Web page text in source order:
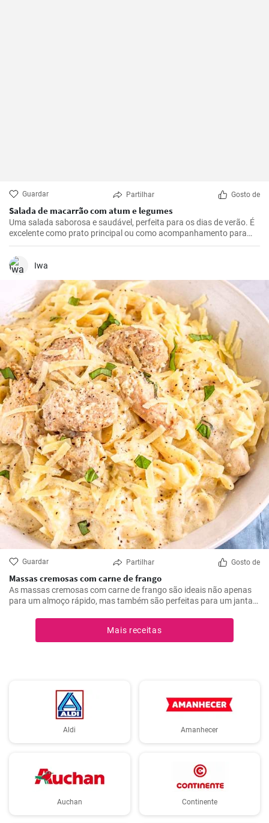
Guardar Partilhar Gosto de
Salada de macarrão com atum e legumes
Uma salada saborosa e saudável, perfeita para os dias de verão. É
excelente como prato principal ou como acompanhamento para
carnes grelhadas. Esta receita é rápida e fácil de preparar.
Iwa
Guardar Partilhar Gosto de
Massas cremosas com carne de frango
As massas cremosas com carne de frango são ideais não apenas
para um almoço rápido, mas também são perfeitas para um jantar
Mais receitas
Aldi Amanhecer
Auchan Continente